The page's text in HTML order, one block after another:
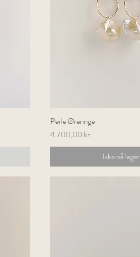
Perle Øreringe
Pris
4.700,00 kr.
Ikke på lager